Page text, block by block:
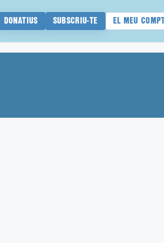
DONATIUS SUBSCRIU-TE EL MEU